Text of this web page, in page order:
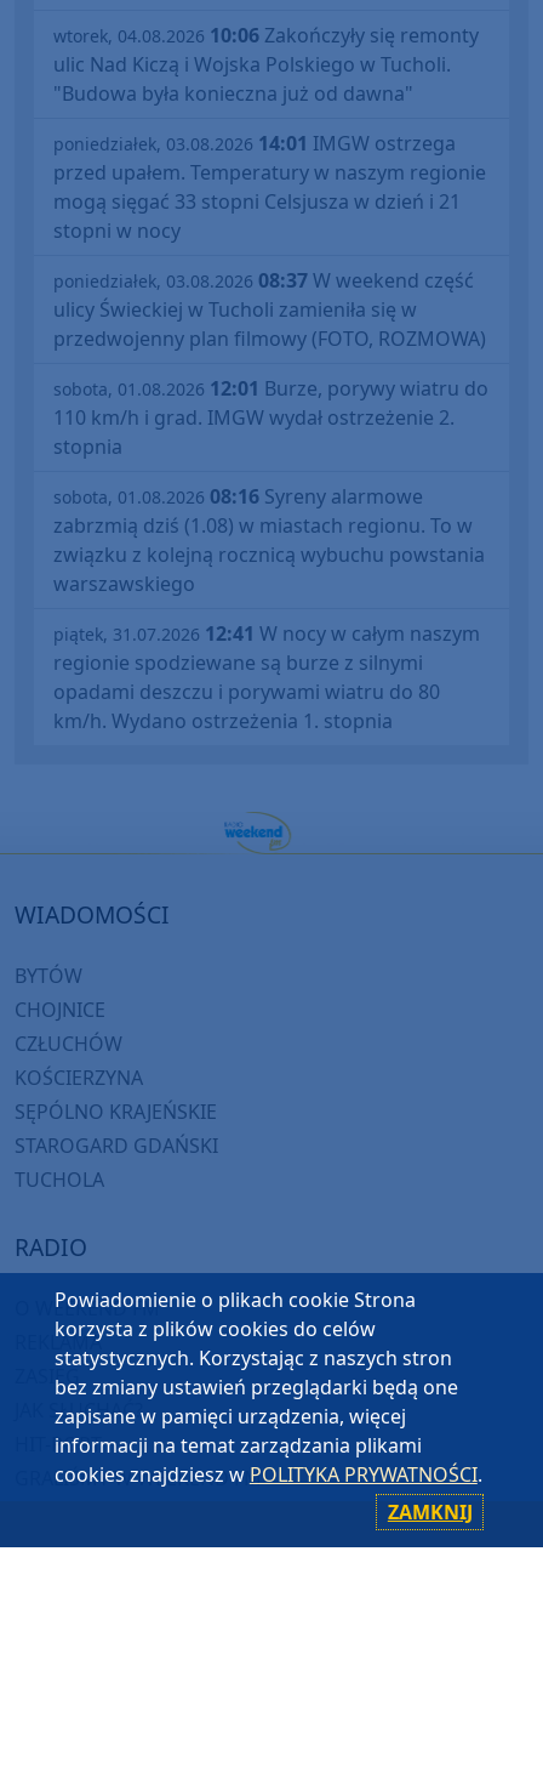
wtorek, 04.08.2026 10:06 Zakończyły się remonty
ulic Nad Kiczą i Wojska Polskiego w Tucholi.
"Budowa była konieczna już od dawna"
poniedziałek, 03.08.2026 14:01 IMGW ostrzega
przed upałem. Temperatury w naszym regionie
mogą sięgać 33 stopni Celsjusza w dzień i 21
stopni w nocy
poniedziałek, 03.08.2026 08:37W weekend część
ulicy Świeckiej w Tucholi zamieniła się w
przedwojenny plan filmowy (FOTO, ROZMOWA)
sobota, 01.08.2026 12:01 Burze, porywy wiatru do
110 km/h i grad. IMGW wydał ostrzeżenie 2.
stopnia
sobota, 01.08.2026 08:16 Syreny alarmowe
zabrzmią dziś (1.08) w miastach regionu. To w
związku z kolejną rocznicą wybuchu powstania
warszawskiego
piątek, 31.07.2026 12:41 W nocy w całym naszym
regionie spodziewane są burze z silnymi
opadami deszczu i porywami wiatru do 80
km/h. Wydano ostrzeżenia 1. stopnia
WIADOMOŚCI
BYTÓW
CHOJNICE
CZŁUCHÓW
KOŚCIERZYNA
SĘPÓLNO KRAJEŃSKIE
STAROGARD GDAŃSKI
TUCHOLA
RADIO
O WEEKEND FM
REKLAMA
ZASIĘG
JAK SŁUCHAĆ?
HIT-PORT
GRALIŚMY W WEEKEND FM
CZĘSTOTLIWOŚCI
Powiadomienie o plikach cookie Strona
korzysta z plików cookies do celów
statystycznych. Korzystając z naszych stron
bez zmiany ustawień przeglądarki będą one
zapisane w pamięci urządzenia, więcej
informacji na temat zarządzania plikami
cookies znajdziesz w POLITYKA PRYWATNOŚCI.
ZAMKNIJ